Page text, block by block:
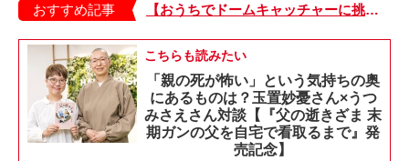
おすすめ記事
【おうちでドームキャッチャーに挑戦だ】アンパンマン わくわくドームキャッチャー
こちらも読みたい
「親の死が怖い」という気持ちの奥
にあるものは？玉置妙憂さん×うつ
みさえさん対談【『父の逝きざま 末
期ガンの父を自宅で看取るまで』発
売記念】